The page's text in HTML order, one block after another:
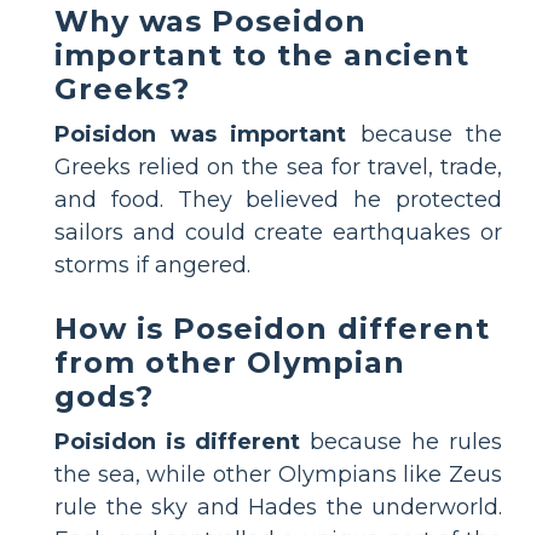
Why was Poseidon
important to the ancient
Greeks?
Poisidon was important because the
Greeks relied on the sea for travel, trade,
and food. They believed he protected
sailors and could create earthquakes or
storms if angered.
How is Poseidon different
from other Olympian
gods?
Poisidon is different because he rules
the sea, while other Olympians like Zeus
rule the sky and Hades the underworld.